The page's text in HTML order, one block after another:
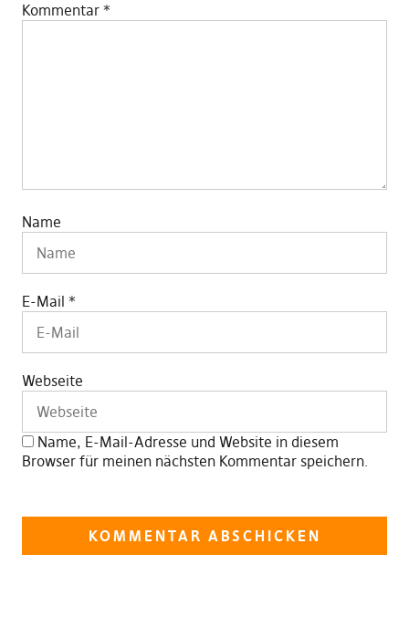
Kommentar *
Name
E-Mail *
Webseite
Name, E-Mail-Adresse und Website in diesem
Browser für meinen nächsten Kommentar speichern.